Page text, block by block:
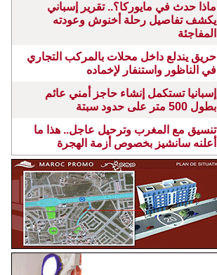
ماذا حدث في مايوركا؟.. تقرير إسباني
يكشف تفاصيل رحلة أخنوش وعودته
المفاجئة
حريق يندلع داخل محلات بالمركب التجاري
في الناظور واستنفار لإخماده
إسبانيا تستكمل إنشاء حاجز أمني عائم
بطول 500 متر على حدود سبتة
تنسيق مع المغرب وترحيل عاجل.. هذا ما
أعلنه سانشيز بخصوص أزمة الهجرة